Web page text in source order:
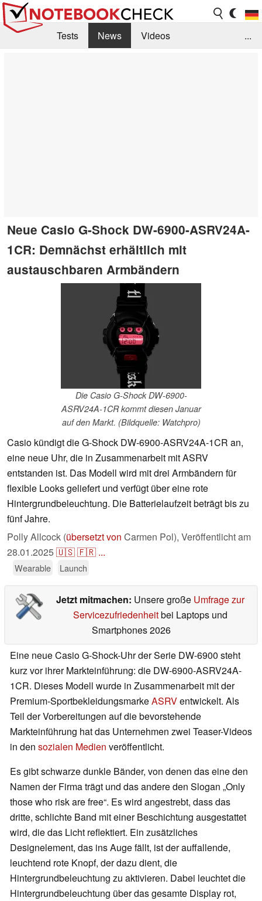
Tests News
Videos
...
Neue Casio G-Shock DW-6900-ASRV24A-
1CR: Demnächst erhältlich mit
austauschbaren Armbändern
Die Casio G-Shock DW-6900-
ASRV24A-1CR kommt diesen Januar
auf den Markt. (Bildquelle: Watchpro)
Casio kündigt die G-Shock DW-6900-ASRV24A-1CR an,
eine neue Uhr, die in Zusammenarbeit mit ASRV
entstanden ist. Das Modell wird mit drei Armbändern für
flexible Looks geliefert und verfügt über eine rote
Hintergrundbeleuchtung. Die Batterielaufzeit beträgt bis zu
fünf Jahre.
Polly Allcock (übersetzt von Carmen Pol), Veröffentlicht am
28.01.2025🇺🇸🇫🇷 ...
Wearable Launch
Jetzt mitmachen: Unsere große Umfrage zur
Servicezufriedenheitbei Laptops und
Smartphones 2026
Eine neue Casio G-Shock-Uhr der Serie DW-6900 steht
kurz vor ihrer Markteinführung: die DW-6900-ASRV24A-
1CR. Dieses Modell wurde in Zusammenarbeit mit der
Premium-SportbekleidungsmarkeASRVentwickelt. Als
Teil der Vorbereitungen auf die bevorstehende
Markteinführung hat das Unternehmen zwei Teaser-Videos
in den sozialen Medien veröffentlicht.
Es gibt schwarze dunkle Bänder, von denen das eine den
Namen der Firma trägt und das andere den Slogan „Only
those who risk are free“. Es wird angestrebt, dass das
dritte, schlichte Band mit einer Beschichtung ausgestattet
wird, die das Licht reflektiert. Ein zusätzliches
Designelement, das ins Auge fällt, ist der auffallende,
leuchtend rote Knopf, der dazu dient, die
Hintergrundbeleuchtung zu aktivieren. Dabei leuchtet die
Hintergrundbeleuchtung über das gesamte Display rot,